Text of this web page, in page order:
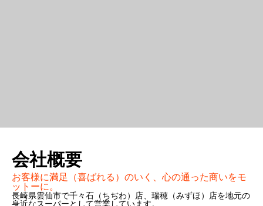
会社概要
お客様に満足（喜ばれる）のいく、心の通った商いをモ
ットーに。
長崎県雲仙市で千々石（ちぢわ）店、瑞穂（みずほ）店を地元の
身近なスーパーとして営業しています。